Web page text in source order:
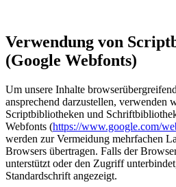
Verwendung von
(Google Webfonts)
Um unsere Inhalte
ansprechend darzustellen, verwenden
Scriptbibliotheken und
Webfonts (https://www.google.com/
werden zur Vermeidung mehrfachen
Browsers übertragen. Falls der
unterstützt oder den Zugriff
Standardschrift angezeigt.